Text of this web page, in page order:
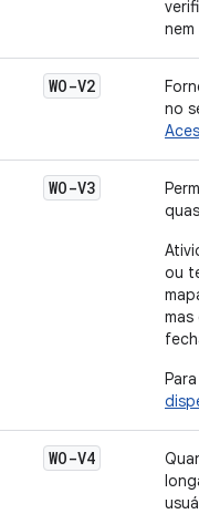
WO-V2
no
WO-V3
ou
WO-V4